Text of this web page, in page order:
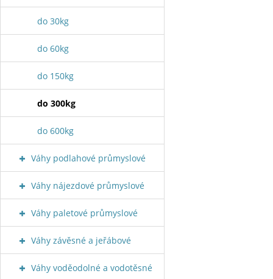
do 30kg
do 60kg
do 150kg
do 300kg
do 600kg
Váhy podlahové průmyslové
Váhy nájezdové průmyslové
Váhy paletové průmyslové
Váhy závěsné a jeřábové
Váhy voděodolné a vodotěsné